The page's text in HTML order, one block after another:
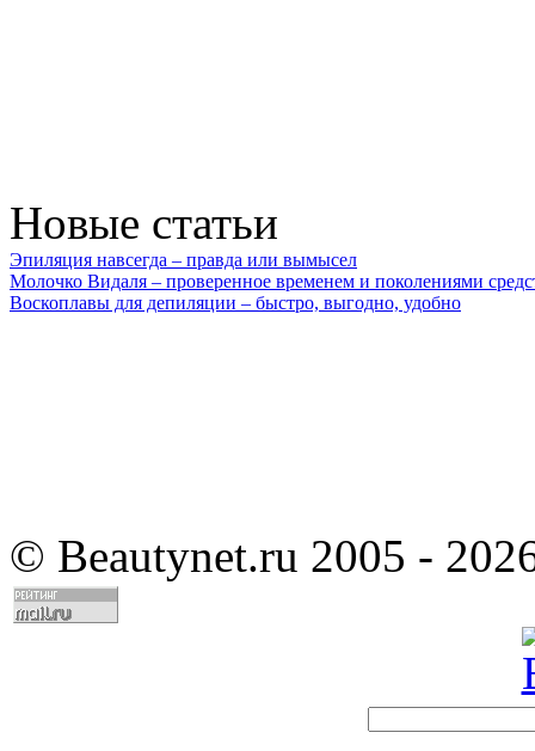
Новые статьи
Эпиляция навсегда – правда или вымысел
Молочко Видаля – проверенное временем и поколениями
Воскоплавы для депиляции – быстро, выгодно, удобно
© Beautynet.ru 2005 -